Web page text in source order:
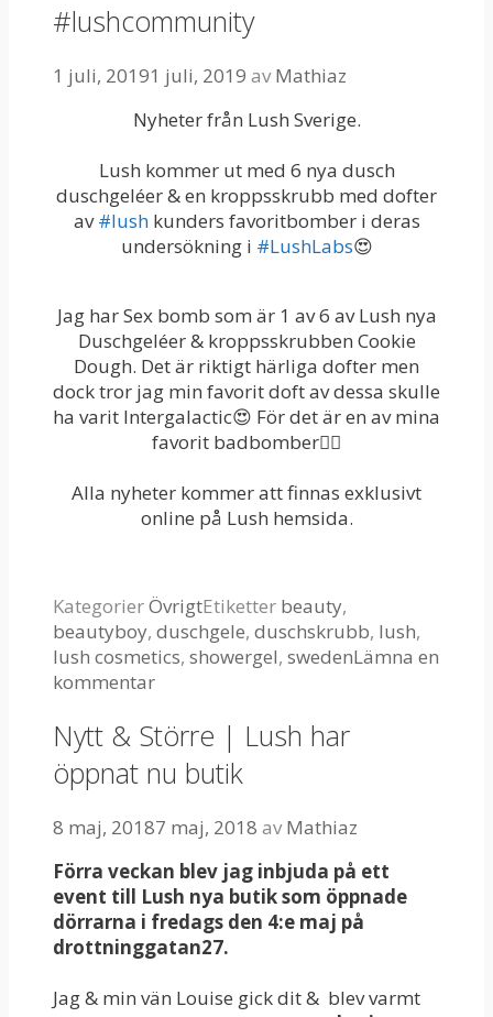
#lushcommunity
1 juli, 20191 juli, 2019 avMathiaz
Nyheter från Lush Sverige.
Lush kommer ut med 6 nya dusch
duschgeléer & en kroppsskrubb med dofter
av#lushkunders favoritbomber i deras
undersökning i #LushLabs😍
Jag har Sex bomb som är 1 av 6 av Lush nya
Duschgeléer & kroppsskrubben Cookie
Dough. Det är riktigt härliga dofter men
dock tror jag min favorit doft av dessa skulle
ha varit Intergalactic😍 För det är en av mina
favorit badbomber👌🏻
Alla nyheter kommer att finnas exklusivt
online på Lush hemsida.
KategorierÖvrigtEtiketter beauty,
beautyboy, duschgele, duschskrubb, lush,
lush cosmetics, showergel, swedenLämna en
kommentar
Nytt & Större | Lush har
öppnat nu butik
8 maj, 20187 maj, 2018 avMathiaz
Förra veckan blev jag inbjuda på ett
event till Lush nya butik som öppnade
dörrarna i fredags den 4:e maj på
drottninggatan27.
Jag & min vän Louise gick dit & blev varmt